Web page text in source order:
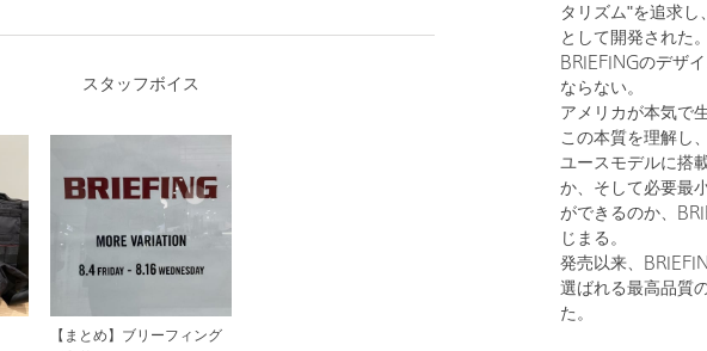
タリズム"を追求
として開発された。
BRIEFINGのデザ
ならない。
アメリカが本気で
この本質を理解し
ユースモデルに搭
か、そして必要最
ができるのか、
じまる。
発売以来、
選ばれる最高品質
た。
スタッフボイス
【まとめ】ブリーフィング